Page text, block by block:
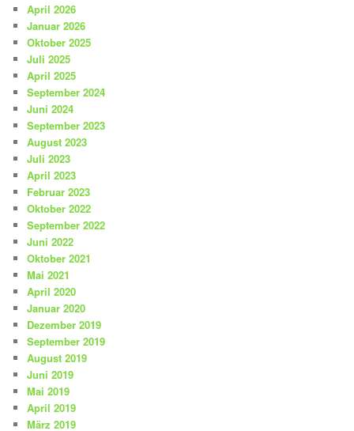
April 2026
Januar 2026
Oktober 2025
Juli 2025
April 2025
September 2024
Juni 2024
September 2023
August 2023
Juli 2023
April 2023
Februar 2023
Oktober 2022
September 2022
Juni 2022
Oktober 2021
Mai 2021
April 2020
Januar 2020
Dezember 2019
September 2019
August 2019
Juni 2019
Mai 2019
April 2019
März 2019